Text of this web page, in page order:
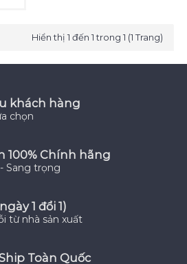
Hiển thị 1 đến 1 trong 1 (1 Trang)
khách hàng
chọn
100% Chính hãng
Sang trọng
1 đổi 1)
từ nhà sản xuất
Toàn Quốc